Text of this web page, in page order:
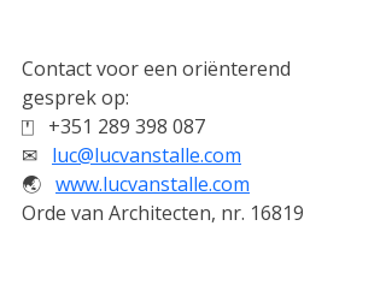
Contact voor een oriënterend
gesprek op:
⍞   +351 289 398 087
✉ luc@lucvanstalle.com
🌏︎ www.lucvanstalle.com
Orde van Architecten, nr. 16819